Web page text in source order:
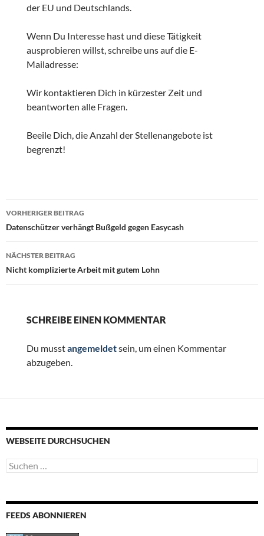
der EU und Deutschlands.
Wenn Du Interesse hast und diese Tätigkeit
ausprobieren willst, schreibe uns auf die E-
Mailadresse:
Wir kontaktieren Dich in kürzester Zeit und
beantworten alle Fragen.
Beeile Dich, die Anzahl der Stellenangebote ist
begrenzt!
Beitragsnavigation
VORHERIGER BEITRAG
Datenschützer verhängt Bußgeld gegen Easycash
NÄCHSTER BEITRAG
Nicht komplizierte Arbeit mit gutem Lohn
SCHREIBE EINEN KOMMENTAR
Du musstangemeldetsein, um einen Kommentar
abzugeben.
WEBSEITE DURCHSUCHEN
Suchen
nach:
FEEDS ABONNIEREN